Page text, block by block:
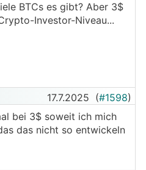
BTCs es gibt? Aber 3$
Investor-Niveau...
17.7.2025 (#1598)
bei 3$ soweit ich mich
das nicht so entwickeln